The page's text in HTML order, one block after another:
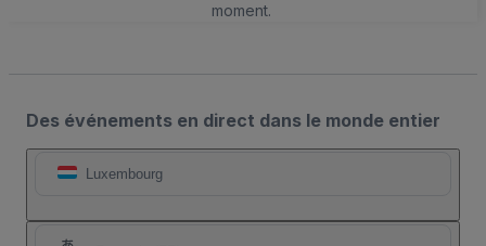
moment.
Des événements en direct dans le monde entier
Luxembourg